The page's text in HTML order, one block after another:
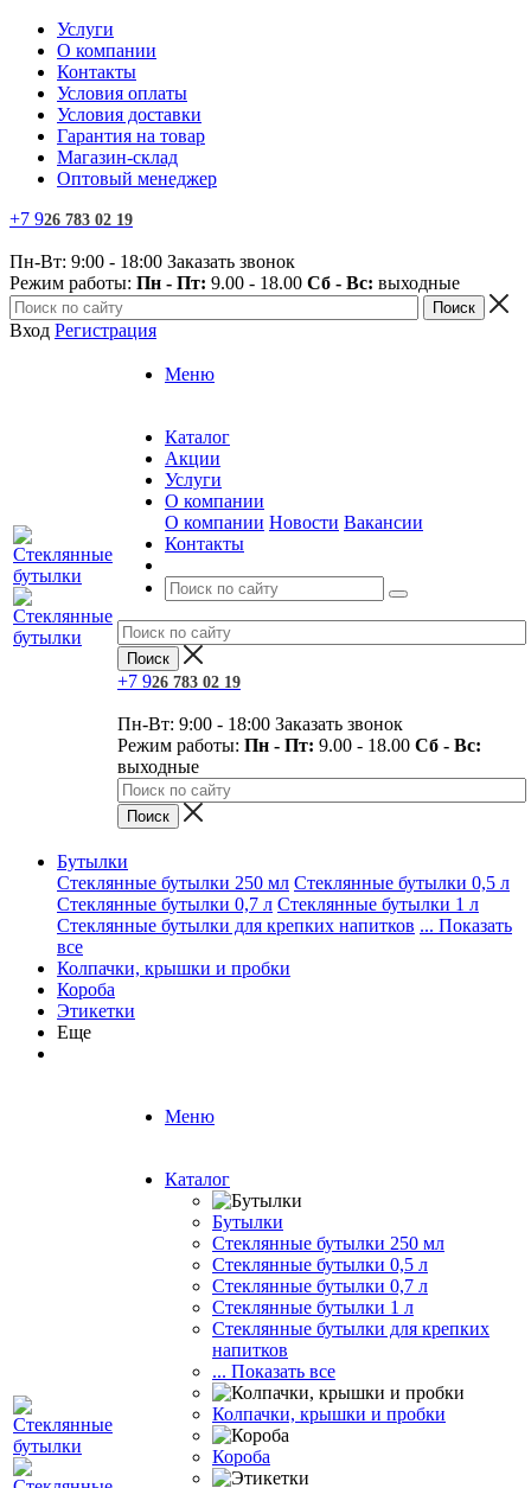
Услуги
О компании
Контакты
Условия оплаты
Условия доставки
Гарантия на товар
Магазин-склад
Оптовый менеджер
+7 926 783 02 19
Пн-Вт: 9:00 - 18:00 Заказать звонок
Режим работы: Пн - Пт: 9.00 - 18.00 Сб - Вс: выходные
Вход Регистрация
Меню
Каталог
Акции
Услуги
О компании
О компании Новости Вакансии
Контакты
+7 926 783 02 19
Пн-Вт: 9:00 - 18:00 Заказать звонок
Режим работы: Пн - Пт: 9.00 - 18.00 Сб - Вс:
выходные
Бутылки
Стеклянные бутылки 250 мл Стеклянные бутылки 0,5 л
Стеклянные бутылки 0,7 л Стеклянные бутылки 1 л
Стеклянные бутылки для крепких напитков ... Показать
все
Колпачки, крышки и пробки
Короба
Этикетки
Еще
Меню
Каталог
Бутылки
Стеклянные бутылки 250 мл
Стеклянные бутылки 0,5 л
Стеклянные бутылки 0,7 л
Стеклянные бутылки 1 л
Стеклянные бутылки для крепких
напитков
... Показать все
Колпачки, крышки и пробки
Короба